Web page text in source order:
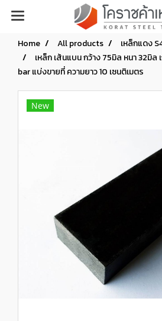
Home All products
เหล็กแดง
เหล็ก เส้นแบน กว้าง 75มิล หนา 32มิ
bar แบ่งขายที่ ความยาว 10 เซนติเมตร
New